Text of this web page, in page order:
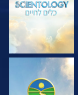
צפה